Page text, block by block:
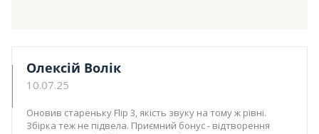
Олексій Волік
10.07.25
Оновив стареньку Flip 3, якість звуку на тому ж рівні.
Збірка теж не підвела. Приємний бонус - відтворення